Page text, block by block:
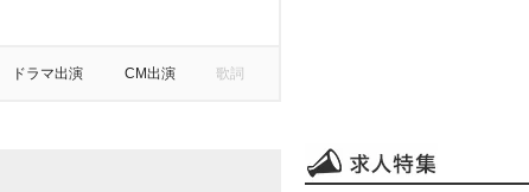
ドラマ出演 CM出演 歌詞